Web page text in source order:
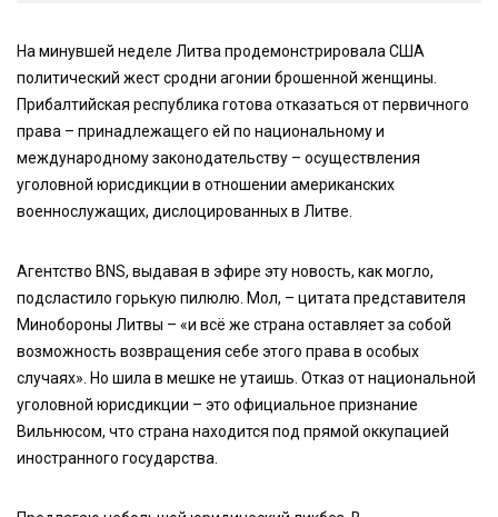
На минувшей неделе Литва продемонстрировала США
политический жест сродни агонии брошенной женщины.
Прибалтийская республика готова отказаться от первичного
права – принадлежащего ей по национальному и
международному законодательству – осуществления
уголовной юрисдикции в отношении американских
военнослужащих, дислоцированных в Литве.
Агентство BNS, выдавая в эфире эту новость, как могло,
подсластило горькую пилюлю. Мол, – цитата представителя
Минобороны Литвы – «и всё же страна оставляет за собой
возможность возвращения себе этого права в особых
случаях». Но шила в мешке не утаишь. Отказ от национальной
уголовной юрисдикции – это официальное признание
Вильнюсом, что страна находится под прямой оккупацией
иностранного государства.